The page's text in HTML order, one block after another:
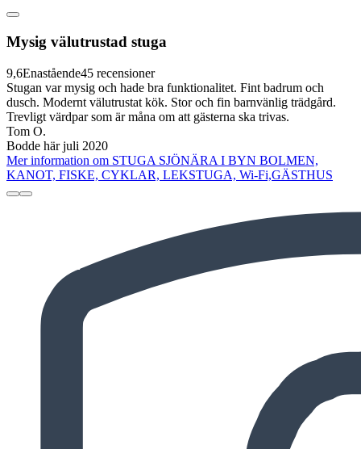
Mysig välutrustad stuga
9,6Enastående45 recensioner
Stugan var mysig och hade bra funktionalitet. Fint badrum och
dusch. Modernt välutrustat kök. Stor och fin barnvänlig trädgård.
Trevligt värdpar som är måna om att gästerna ska trivas.
Tom O.
Bodde här juli 2020
Mer information om STUGA SJÖNÄRA I BYN BOLMEN,
KANOT, FISKE, CYKLAR, LEKSTUGA, Wi-Fi,GÄSTHUS